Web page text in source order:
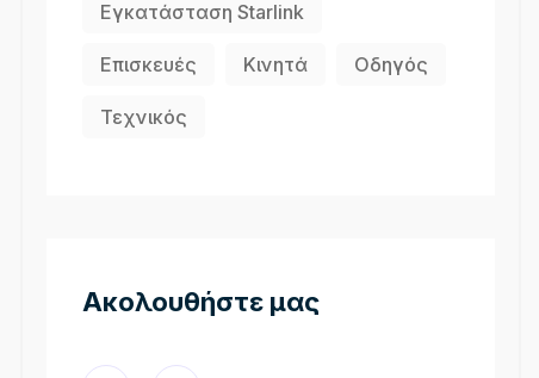
Εγκατάσταση Starlink
Επισκευές Κινητά Οδηγός
Τεχνικός
Ακολουθήστε μας